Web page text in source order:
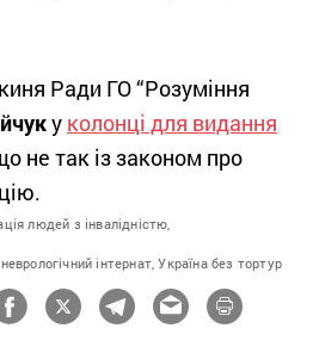
Ради ГО “Розуміння
у колонці для видання
не так із законом про
людей з інвалідністю,
інтернат, Україна без тортур